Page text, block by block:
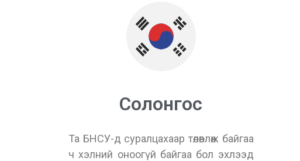
Солонгос
Та БНСУ-д суралцахаар төлөвлөж байгаа
ч хэлний оноогүй байгаа бол эхлээд